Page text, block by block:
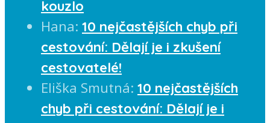
kouzlo
Hana: 10 nejčastějších chyb při
cestování: Dělají je i zkušení
cestovatelé!
Eliška Smutná: 10 nejčastějších
chyb při cestování: Dělají je i